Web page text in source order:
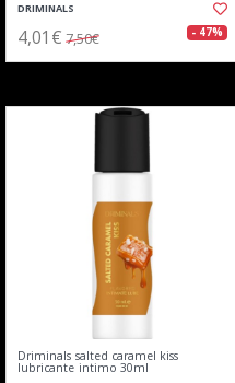
DRIMINALS
4,01€ 7,50€ - 47%
Driminals salted caramel kiss
lubricante intimo 30ml